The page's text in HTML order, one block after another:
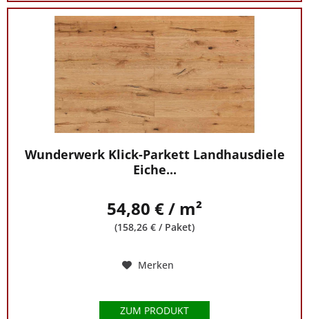
Wunderwerk Klick-Parkett Landhausdiele
Eiche...
54,80 € / m²
(158,26 € / Paket)
Merken
ZUM PRODUKT